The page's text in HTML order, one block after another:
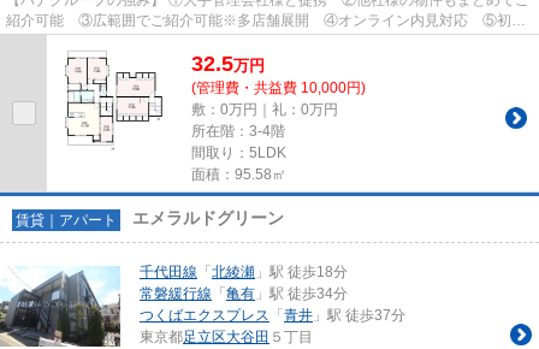
紹介可能 ③広範囲でご紹介可能※多店舗展開 ④オンライン内見対応 ⑤初期
32.5万円
(管理費・共益費 10,000円)
敷：0万円｜礼：0万円
所在階：3-4階
間取り：5LDK
面積：95.58㎡
賃貸｜アパート エメラルドグリーン
千代田線 「 北綾瀬 」駅 徒歩18分
常磐緩行線 「 亀有 」駅 徒歩34分
つくばエクスプレス 「 青井 」駅 徒歩37分
東京都足立区大谷田 ５丁目